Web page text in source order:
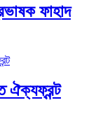
ফাহাদ
ঐক্যফ্রন্ট